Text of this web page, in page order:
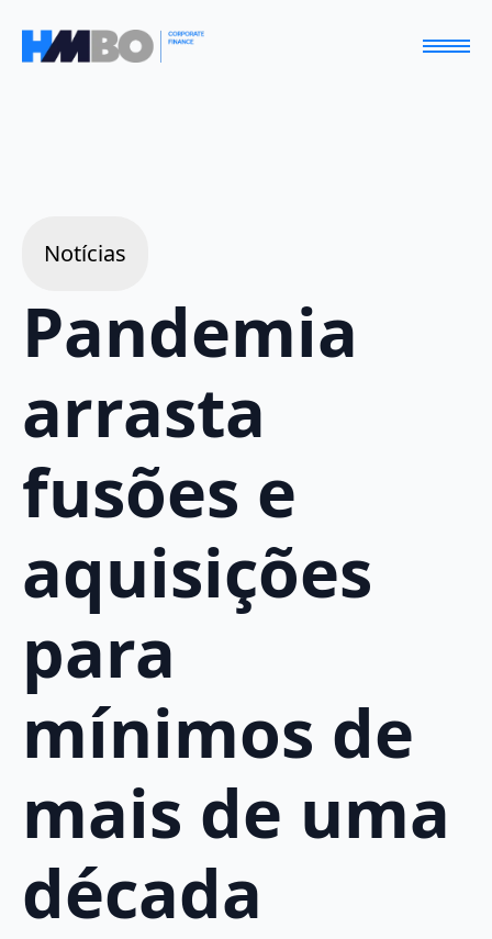
Notícias
Pandemia
arrasta
fusões e
aquisições
para
mínimos de
mais de uma
década